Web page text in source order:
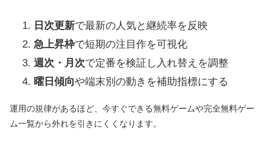
日次更新で最新の人気と継続率を反映
急上昇枠で短期の注目作を可視化
週次・月次で定番を検証し入れ替えを調整
曜日傾向や端末別の動きを補助指標にする
運用の規律があるほど、今すぐできる無料ゲームや完全無料ゲー
ム一覧から外れを引きにくくなります。